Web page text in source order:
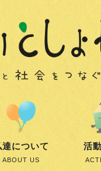
達について
ABOUT US
活